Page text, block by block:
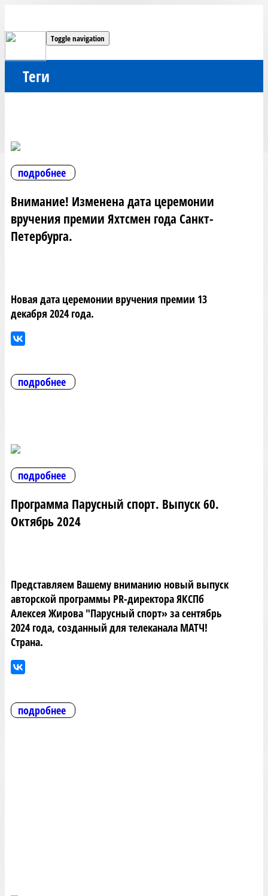
Toggle navigation
Теги
подробнее
Внимание! Изменена дата церемонии
вручения премии Яхтсмен года Санкт-
Петербурга.
Новая дата церемонии вручения премии 13
декабря 2024 года.
подробнее
подробнее
Программа Парусный спорт. Выпуск 60.
Октябрь 2024
Представляем Вашему вниманию новый выпуск
авторской программы PR-директора ЯКСПб
Алексея Жирова "Парусный спорт» за сентябрь
2024 года, созданный для телеканала МАТЧ!
Страна.
подробнее